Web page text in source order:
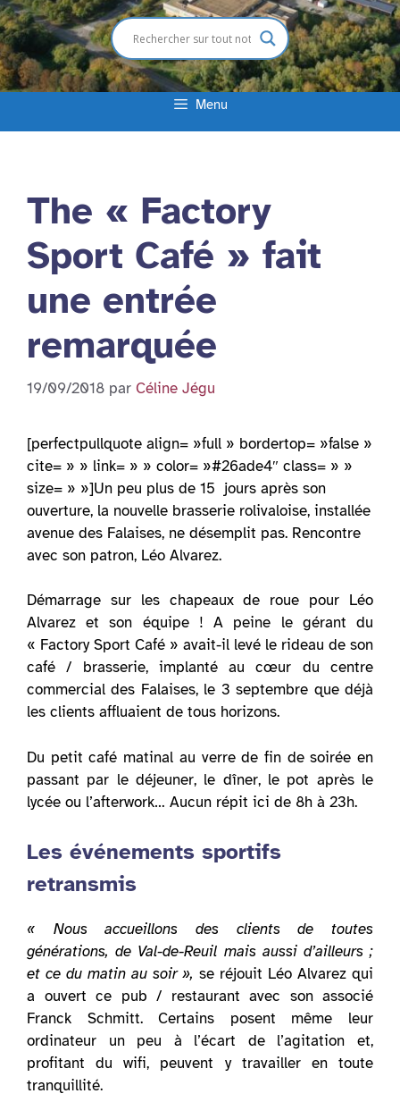
Menu
The « Factory
Sport Café » fait
une entrée
remarquée
19/09/2018 par Céline Jégu
[perfectpullquote align= »full » bordertop= »false »
cite= » » link= » » color= »#26ade4″ class= » »
size= » »]Un peu plus de 15 jours après son
ouverture, la nouvelle brasserie rolivaloise, installée
avenue des Falaises, ne désemplit pas. Rencontre
avec son patron, Léo Alvarez.
Démarrage sur les chapeaux de roue pour Léo
Alvarez et son équipe ! A peine le gérant du
« Factory Sport Café » avait-il levé le rideau de son
café / brasserie, implanté au cœur du centre
commercial des Falaises, le 3 septembre que déjà
les clients affluaient de tous horizons.
Du petit café matinal au verre de fin de soirée en
passant par le déjeuner, le dîner, le pot après le
lycée ou l’afterwork… Aucun répit ici de 8h à 23h.
Les événements sportifs
retransmis
« Nous accueillons des clients de toutes
générations, de Val-de-Reuil mais aussi d’ailleurs ;
et ce du matin au soir »,se réjouit Léo Alvarez qui
a ouvert ce pub / restaurant avec son associé
Franck Schmitt. Certains posent même leur
ordinateur un peu à l’écart de l’agitation et,
profitant du wifi, peuvent y travailler en toute
tranquillité.